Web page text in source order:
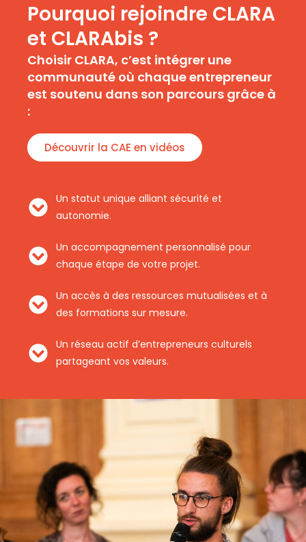
Pourquoi rejoindre CLARA
et CLARAbis ?
Choisir CLARA, c’est intégrer une
communauté où chaque entrepreneur
est soutenu dans son parcours grâce à
:
Découvrir la CAE en vidéos
Un statut unique alliant sécurité et
autonomie.
Un accompagnement personnalisé pour
chaque étape de votre projet.
Un accès à des ressources mutualisées et à
des formations sur mesure.
Un réseau actif d’entrepreneurs culturels
partageant vos valeurs.